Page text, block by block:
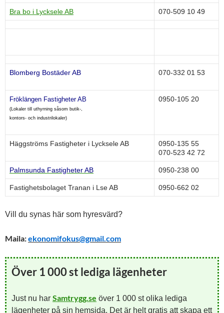
Bra bo i Lycksele AB 070-509 10 49
Blomberg Bostäder AB 070-332 01 53
Fröklängen Fastigheter AB
(Lokaler till uthyrning såsom butik-,
kontors- och industrilokaler)
0950-105 20
Häggströms Fastigheter i Lycksele AB
0950-135 55
070-523 42 72
Palmsunda Fastigheter AB 0950-238 00
Fastighetsbolaget Tranan i Lse AB 0950-662 02
Vill du synas här som hyresvärd?
Maila:ekonomifokus@gmail.com
Över 1 000 st lediga lägenheter
Just nu har Samtrygg.se över 1 000 st olika lediga
lägenheter på sin hemsida. Det är helt gratis att skapa ett